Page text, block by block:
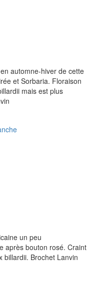
automne-hiver de cette
et Sorbaria. Floraison
mais est plus
un peu
après bouton rosé. Craint
billardii. Brochet Lanvin